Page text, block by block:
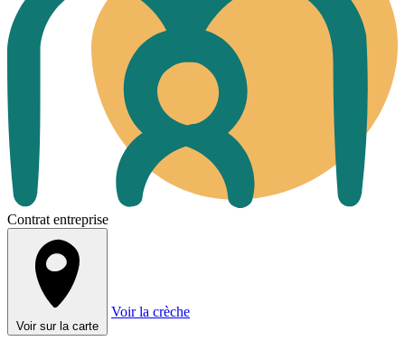
Contrat entreprise
Voir sur la carte
Voir la crèche